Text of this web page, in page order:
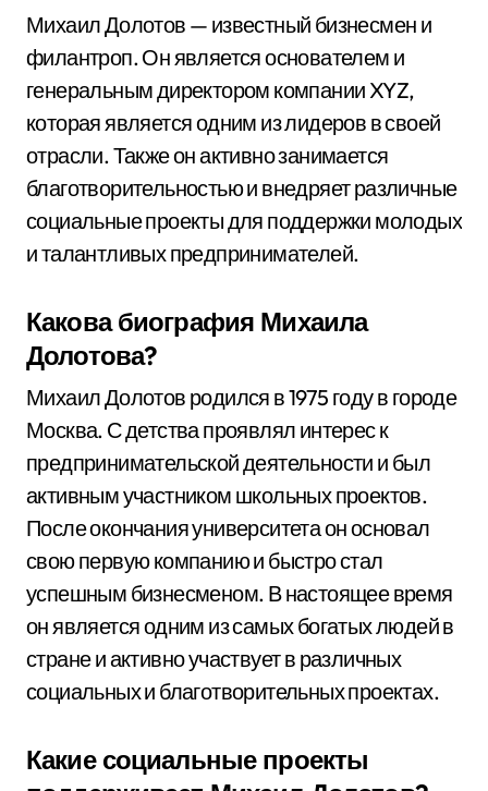
Михаил Долотов — известный бизнесмен и
филантроп. Он является основателем и
генеральным директором компании XYZ,
которая является одним из лидеров в своей
отрасли. Также он активно занимается
благотворительностью и внедряет различные
социальные проекты для поддержки молодых
и талантливых предпринимателей.
Какова биография Михаила
Долотова?
Михаил Долотов родился в 1975 году в городе
Москва. С детства проявлял интерес к
предпринимательской деятельности и был
активным участником школьных проектов.
После окончания университета он основал
свою первую компанию и быстро стал
успешным бизнесменом. В настоящее время
он является одним из самых богатых людей в
стране и активно участвует в различных
социальных и благотворительных проектах.
Какие социальные проекты